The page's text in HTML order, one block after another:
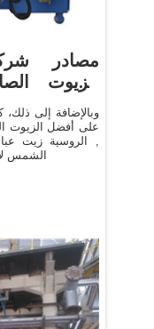
مصادر
الزيوت
وبالإضافة إلى ذلك،
على أفضل الزيوت
, الروسية زيت
الشمس